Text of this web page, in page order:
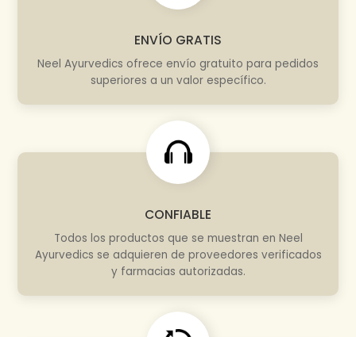
ENVÍO GRATIS
Neel Ayurvedics ofrece envío gratuito para pedidos
superiores a un valor específico.
CONFIABLE
Todos los productos que se muestran en Neel
Ayurvedics se adquieren de proveedores verificados
y farmacias autorizadas.